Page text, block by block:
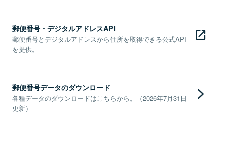
郵便番号・デジタルアドレスAPI
郵便番号とデジタルアドレスから住所を取得できる公式API
を提供。
郵便番号データのダウンロード
各種データのダウンロードはこちらから。（2026年7月31日
更新）